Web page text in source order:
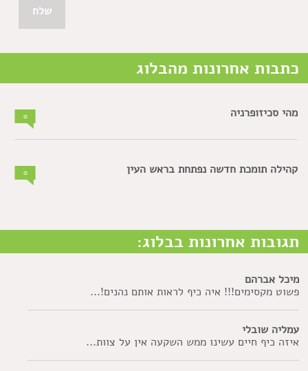
כתבות אחרונות מהבלוג
מהי סכיזופרניה
קהילה תומכת חדשה נפתחת בראש העין
תגובות אחרונות בבלוג:
מיכל אברהם
פשוט מקסימים!!! איה כיף לראות אותם נהנים!...
עמליה שובלי
איזה כיף חיים עשינו ממש השקעה אין על צוות...